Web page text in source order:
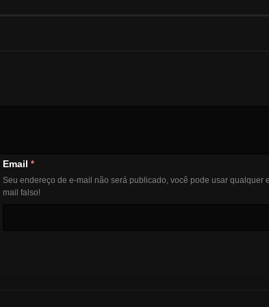
Email *
Seu endereço de e-mail não será publicado, você pode usar qualquer
mail falso!